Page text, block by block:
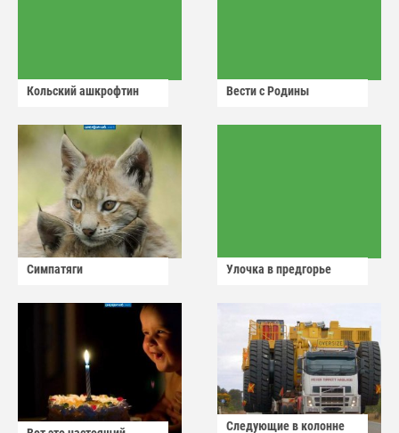
Кольский ашкрофтин Вести с Родины
Симпатяги Улочка в предгорье
Следующие в колонне